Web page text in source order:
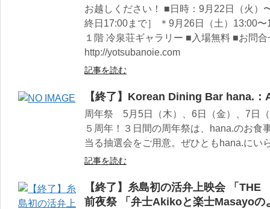
お越しください！ ■日時：9月22日（火）
終日17:00まで］ ＊9月26日（土）13:00
１階 冷泉荘ギャラリー ■入場無料 ■お問
http://yotsubanoie.com
記事を読む
【終了】Korean Dining Bar hana.
周年祭 5月5日（木）、6日（金）、7日
５周年！３日間の周年祭は、hana.のお食
当る抽選会をご用意。ぜひともhana.にい
記事を読む
【終了】糸島初の活弁上映会 「
前夜祭 「弁士Akikoと楽士Masayoの